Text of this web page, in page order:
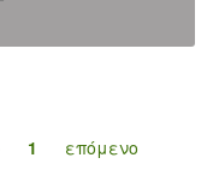
1 επόμενο